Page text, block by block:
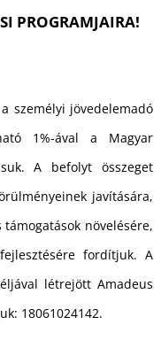
PROGRAMJAIRA!
személyi jövedelemadó
1%-ával a Magyar
A befolyt összeget
javítására,
növelésére,
fordítjuk. A
létrejött Amadeus
18061024142.